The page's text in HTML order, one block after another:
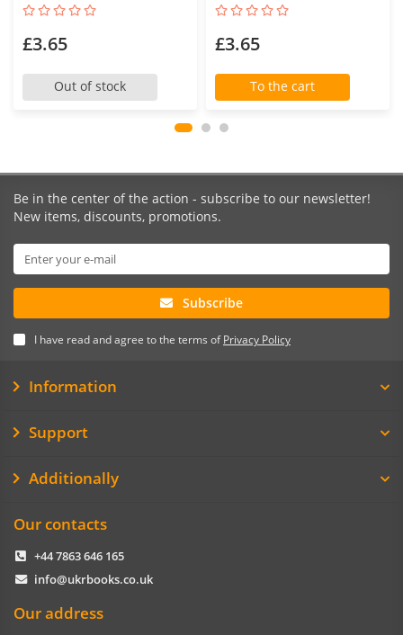
£3.65
Out of stock
£3.65
To the cart
Be in the center of the action - subscribe to our newsletter!
New items, discounts, promotions.
Subscribe
I have read and agree to the terms ofPrivacy Policy
Information
Support
Additionally
Our contacts
+44 7863 646 165
info@ukrbooks.co.uk
Our address